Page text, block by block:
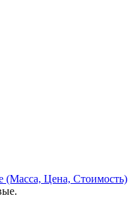
(Масса, Цена, Стоимость)